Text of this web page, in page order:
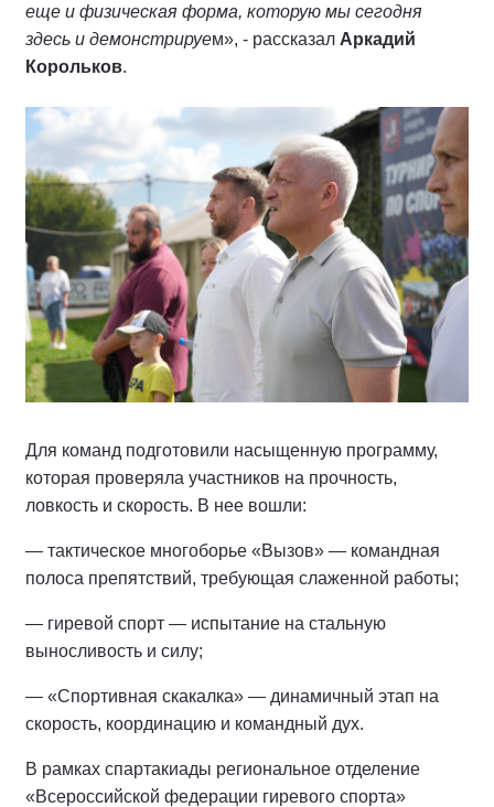
еще и физическая форма, которую мы сегодня
здесь и демонстрируем», - рассказал Аркадий
Корольков.
Для команд подготовили насыщенную программу,
которая проверяла участников на прочность,
ловкость и скорость. В нее вошли:
— тактическое многоборье «Вызов» — командная
полоса препятствий, требующая слаженной работы;
— гиревой спорт — испытание на стальную
выносливость и силу;
— «Спортивная скакалка» — динамичный этап на
скорость, координацию и командный дух.
В рамках спартакиады региональное отделение
«Всероссийской федерации гиревого спорта»